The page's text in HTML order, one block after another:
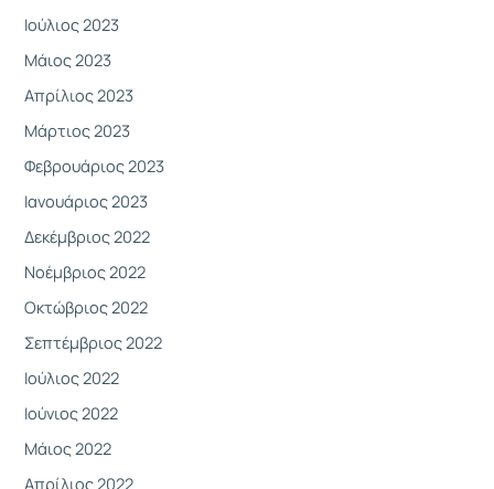
Ιούλιος 2023
Μάιος 2023
Απρίλιος 2023
Μάρτιος 2023
Φεβρουάριος 2023
Ιανουάριος 2023
Δεκέμβριος 2022
Νοέμβριος 2022
Οκτώβριος 2022
Σεπτέμβριος 2022
Ιούλιος 2022
Ιούνιος 2022
Μάιος 2022
Απρίλιος 2022